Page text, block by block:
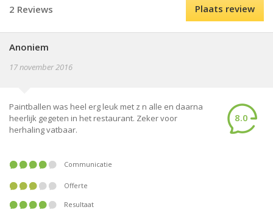
2 Reviews Plaats review
Anoniem
17 november 2016
Paintballen was heel erg leuk met z n alle en daarna
heerlijk gegeten in het restaurant. Zeker voor
herhaling vatbaar.
8.0
Communicatie
Offerte
Resultaat